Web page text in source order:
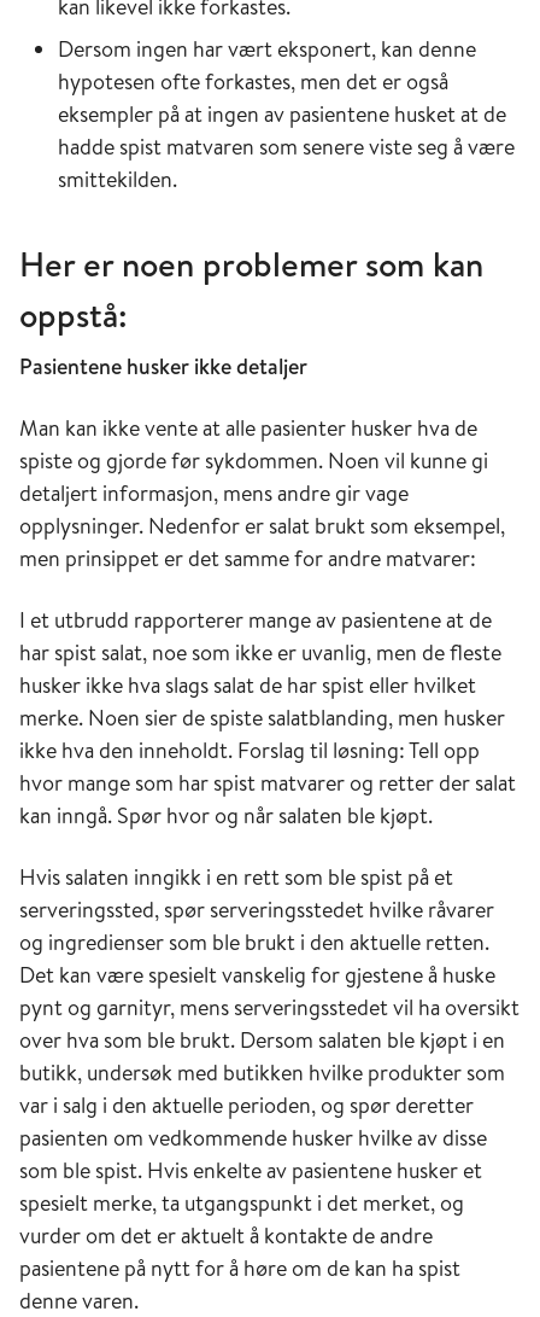
kan likevel ikke forkastes.
Dersom ingen har vært eksponert, kan denne
hypotesen ofte forkastes, men det er også
eksempler på at ingen av pasientene husket at de
hadde spist matvaren som senere viste seg å være
smittekilden.
Her er noen problemer som kan
oppstå:
Pasientene husker ikke detaljer
Man kan ikke vente at alle pasienter husker hva de
spiste og gjorde før sykdommen. Noen vil kunne gi
detaljert informasjon, mens andre gir vage
opplysninger. Nedenfor er salat brukt som eksempel,
men prinsippet er det samme for andre matvarer:
I et utbrudd rapporterer mange av pasientene at de
har spist salat, noe som ikke er uvanlig, men de fleste
husker ikke hva slags salat de har spist eller hvilket
merke. Noen sier de spiste salatblanding, men husker
ikke hva den inneholdt. Forslag til løsning: Tell opp
hvor mange som har spist matvarer og retter der salat
kan inngå. Spør hvor og når salaten ble kjøpt.
Hvis salaten inngikk i en rett som ble spist på et
serveringssted, spør serveringsstedet hvilke råvarer
og ingredienser som ble brukt i den aktuelle retten.
Det kan være spesielt vanskelig for gjestene å huske
pynt og garnityr, mens serveringsstedet vil ha oversikt
over hva som ble brukt. Dersom salaten ble kjøpt i en
butikk, undersøk med butikken hvilke produkter som
var i salg i den aktuelle perioden, og spør deretter
pasienten om vedkommende husker hvilke av disse
som ble spist. Hvis enkelte av pasientene husker et
spesielt merke, ta utgangspunkt i det merket, og
vurder om det er aktuelt å kontakte de andre
pasientene på nytt for å høre om de kan ha spist
denne varen.